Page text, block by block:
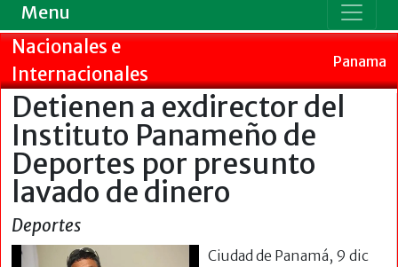
Menu
Nacionales e
Internacionales
Panama
Detienen a exdirector del
Instituto Panameño de
Deportes por presunto
lavado de dinero
Deportes
Ciudad de Panamá, 9 dic